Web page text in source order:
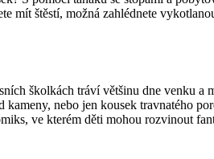
mít štěstí, možná zahlédnete
školkách tráví většinu dne venku a
nebo jen kousek travnatého
ve kterém děti mohou rozvinout